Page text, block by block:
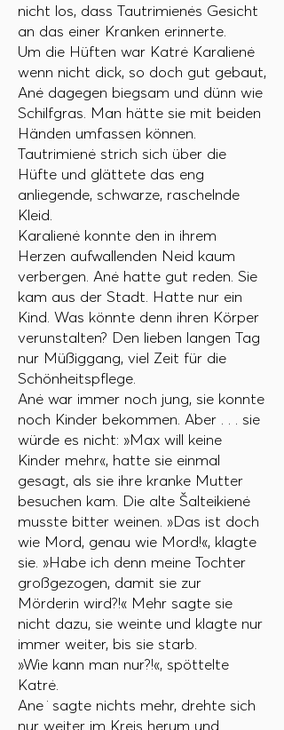
nicht los, dass Tautrimienės Gesicht
an das einer Kranken erinnerte.
Um die Hüften war Katrė Karalienė
wenn nicht dick, so doch gut gebaut,
Anė dagegen biegsam und dünn wie
Schilfgras. Man hätte sie mit beiden
Händen umfassen können.
Tautrimienė strich sich über die
Hüfte und glättete das eng
anliegende, schwarze, raschelnde
Kleid.
Karalienė konnte den in ihrem
Herzen aufwallenden Neid kaum
verbergen. Anė hatte gut reden. Sie
kam aus der Stadt. Hatte nur ein
Kind. Was könnte denn ihren Körper
verunstalten? Den lieben langen Tag
nur Müßiggang, viel Zeit für die
Schönheitspflege.
Anė war immer noch jung, sie konnte
noch Kinder bekommen. Aber . . . sie
würde es nicht: »Max will keine
Kinder mehr«, hatte sie einmal
gesagt, als sie ihre kranke Mutter
besuchen kam. Die alte Šalteikienė
musste bitter weinen. »Das ist doch
wie Mord, genau wie Mord!«, klagte
sie. »Habe ich denn meine Tochter
großgezogen, damit sie zur
Mörderin wird?!« Mehr sagte sie
nicht dazu, sie weinte und klagte nur
immer weiter, bis sie starb.
»Wie kann man nur?!«, spöttelte
Katrė.
Ane ̇ sagte nichts mehr, drehte sich
nur weiter im Kreis herum und